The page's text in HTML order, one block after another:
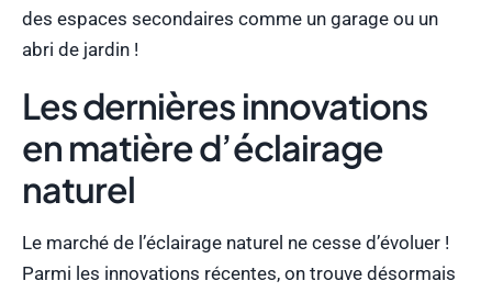
des espaces secondaires comme un garage ou un
abri de jardin !
Les dernières innovations
en matière d’éclairage
naturel
Le marché de l’éclairage naturel ne cesse d’évoluer !
Parmi les innovations récentes, on trouve désormais